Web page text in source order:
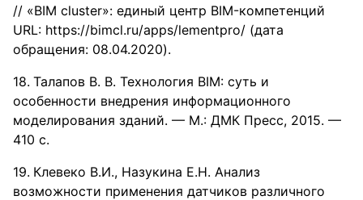
// «BIM cluster»: единый центр BIM-компетенций
URL: https://bimcl.ru/apps/lementpro/ (дата
обращения: 08.04.2020).
Талапов В. В. Технология BIM: суть и
особенности внедрения информационного
моделирования зданий. — М.: ДМК Пресс, 2015. —
410 с.
Клевеко В.И., Назукина Е.Н. Анализ
возможности применения датчиков различного